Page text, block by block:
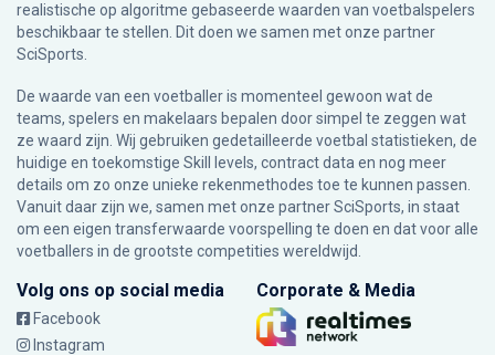
realistische op algoritme gebaseerde waarden van voetbalspelers
beschikbaar te stellen. Dit doen we samen met onze partner
SciSports
De waarde van een voetballer is momenteel gewoon wat de
teams, spelers en makelaars bepalen door simpel te zeggen wat
ze waard zijn. Wij gebruiken gedetailleerde voetbal statistieken, de
huidige en toekomstige Skill levels, contract data en nog meer
details om zo onze unieke rekenmethodes toe te kunnen passen.
Vanuit daar zijn we, samen met onze partner SciSports, in staat
om een eigen transferwaarde voorspelling te doen en dat voor alle
voetballers in de grootste competities wereldwijd.
Volg ons op social media
Facebook
Instagram
Corporate & Media